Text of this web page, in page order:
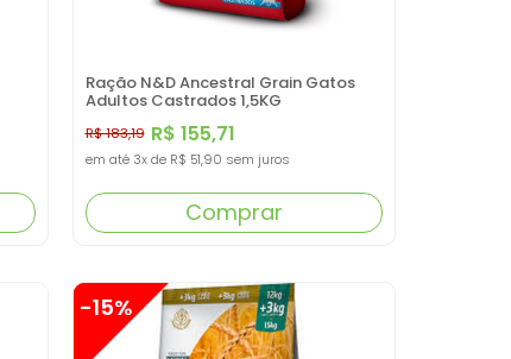
Ração N&D Ancestral Grain Gatos
Adultos Castrados 1,5KG
R$ 155,71
R$ 183,19
em até 3xde R$ 51,90 sem juros
Comprar
-15%